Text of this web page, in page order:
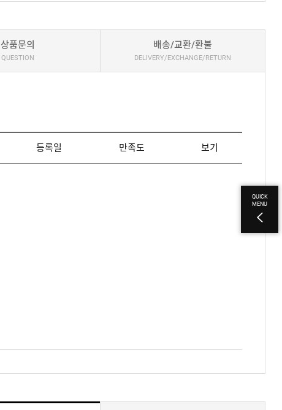
QUICK
MENU
상품문의
QUESTION
배송/교환/환불
DELIVERY/EXCHANGE/RETURN
등록일 만족도 보기